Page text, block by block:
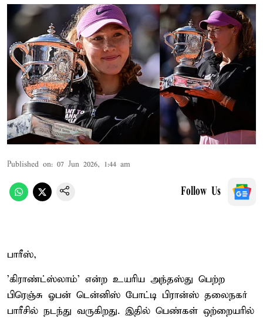
Published on: 07 Jun 2026, 1:44 am
Follow Us
பாரீஸ்,
'கிராண்ட்ஸ்லாம்' என்ற உயரிய அந்தஸ்து பெற்ற
பிரெஞ்சு ஓபன் டென்னிஸ் போட்டி பிரான்ஸ் தலைநகர்
பாரீசில் நடந்து வருகிறது. இதில் பெண்கள் ஒற்றையரில்